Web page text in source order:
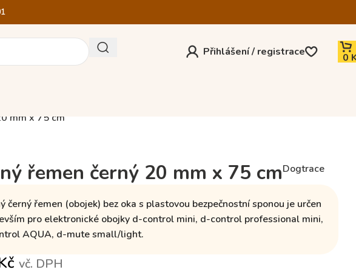
Přihlášení / registrace 0
mm x 75 cm
řemen černý 20 mm x 75 cmDogtrace
černý řemen (obojek) bez oka s plastovou bezpečnostní sponou je určen
pro elektronické obojky d-control mini, d-control professional mini,
AQUA, d-mute small/light.
vč. DPH